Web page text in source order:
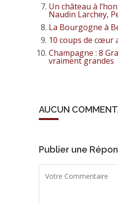
Un château à
Naudin Larchey,
La Bourgogne à
10 coups de cœur
Champagne : 8
vraiment grandes
AUCUN
Publier une